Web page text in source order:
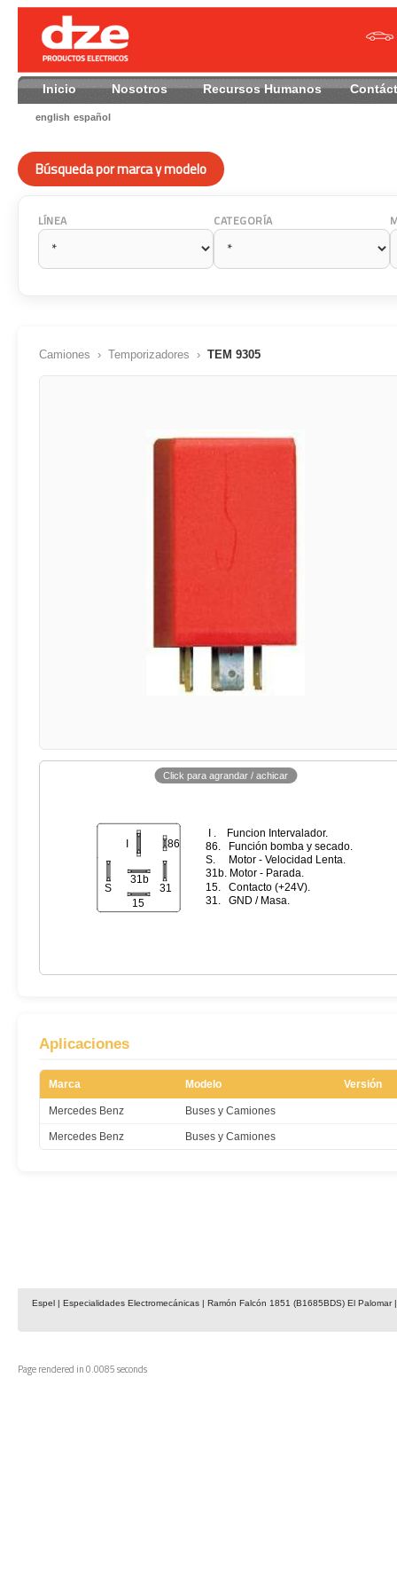
Inicio Nosotros Recursos Humanos
english español
Búsqueda por marca y modelo
LÍNEA CATEGORÍA
Camiones › Temporizadores › TEM 9305
Click para agrandar / achicar
Aplicaciones
Marca Modelo Versión
Mercedes Benz Buses y Camiones
Mercedes Benz Buses y Camiones
Espel | Especialidades Electromecánicas | Ramón Falcón 1851 (B1685BDS) El
Page rendered in 0.0085 seconds